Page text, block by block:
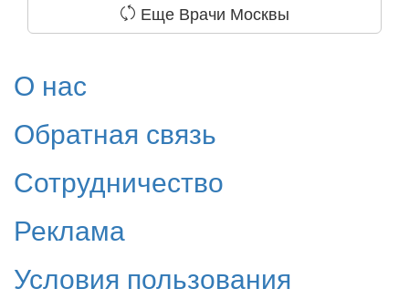
Еще Врачи Москвы
О нас
Обратная связь
Сотрудничество
Реклама
Условия пользования